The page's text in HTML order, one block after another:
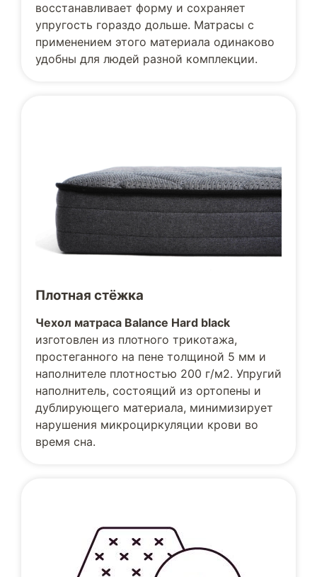
восстанавливает форму и сохраняет
упругость гораздо дольше. Матрасы с
применением этого материала одинаково
удобны для людей разной комплекции.
Плотная стёжка
Чехол матраса Balance Hard black
изготовлен из плотного трикотажа,
простеганного на пене толщиной 5 мм и
наполнителе плотностью 200 г/м2. Упругий
наполнитель, состоящий из ортопены и
дублирующего материала, минимизирует
нарушения микроциркуляции крови во
время сна.